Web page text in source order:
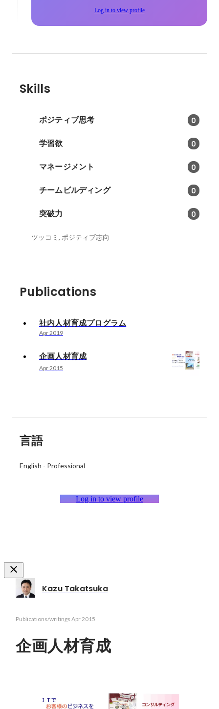
Log in to view profile
Skills
ポジティブ思考 0
学習欲 0
マネージメント 0
チームビルディング 0
突破力 0
ツッコミ, ポジティブ志向
Publications
社内人材育成プログラム
Apr 2019
企画人材育成
Apr 2015
言語
English - Professional
Log in to view profile
Kazu Takatsuka
Publications/writings Apr 2015
企画人材育成